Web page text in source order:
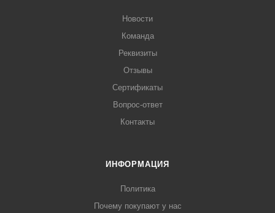
Новости
Команда
Реквизиты
Отзывы
Сертификаты
Вопрос-ответ
Контакты
ИНФОРМАЦИЯ
Политика
Почему покупают у нас